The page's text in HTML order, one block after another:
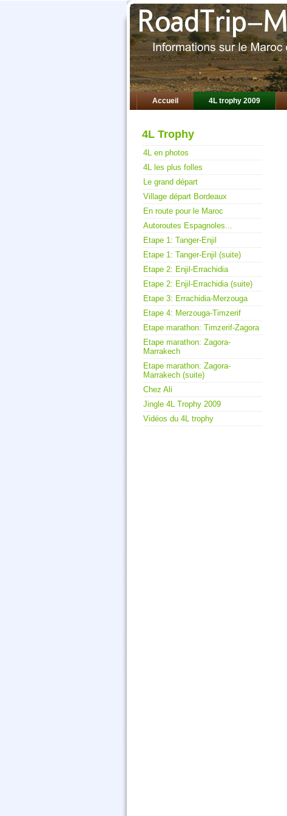
Accueil 4L trophy 2009
4L Trophy
4L en photos
4L les plus folles
Le grand départ
Village départ Bordeaux
En route pour le Maroc
Autoroutes Espagnoles...
Etape 1: Tanger-Enjil
Etape 1: Tanger-Enjil (suite)
Etape 2: Enjil-Errachidia
Etape 2: Enjil-Errachidia (suite)
Etape 3: Errachidia-Merzouga
Etape 4: Merzouga-Timzerif
Etape marathon: Timzerif-Zagora
Etape marathon: Zagora-
Marrakech
Etape marathon: Zagora-
Marrakech (suite)
Chez Ali
Jingle 4L Trophy 2009
Vidéos du 4L trophy